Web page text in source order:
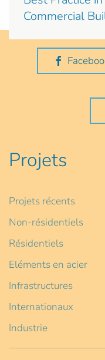
Commercial
Projets
Projets récents
Non-résidentiels
Résidentiels
Eléments en acier
Infrastructures
Internationaux
Industrie